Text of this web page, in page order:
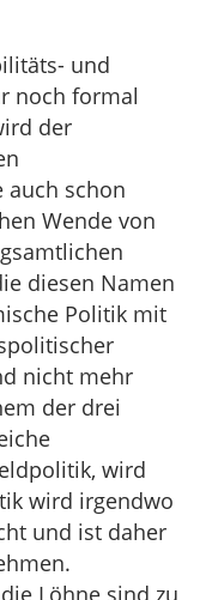
und
noch formal
der
auch schon
Wende von
diesen Namen
Politik mit
nicht mehr
der drei
wird
wird irgendwo
und ist daher
Löhne sind zu